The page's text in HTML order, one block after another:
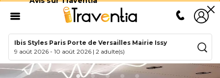
Ibis Styles Paris Porte de Versailles Mairie Issy
9 août 2026 -10 août 2026 |2 adulte(s)